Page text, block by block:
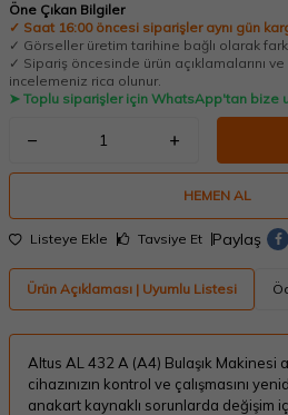
Öne Çıkan Bilgiler
✓ Saat 16:00 öncesi siparişler aynı gün
✓ Görseller üretim tarihine bağlı olarak
✓ Sipariş öncesinde ürün açıklamalarını
incelemeniz rica olunur.
➤ Toplu siparişler için WhatsApp'tan bize
HEMEN AL
Listeye Ekle Tavsiye Et Paylaş
Ürün Açıklaması | Uyumlu Listesi
Altus AL 432 A (A4) Bulaşık Makinesi
cihazınızın kontrol ve çalışmasını
anakart kaynaklı sorunlarda değişim